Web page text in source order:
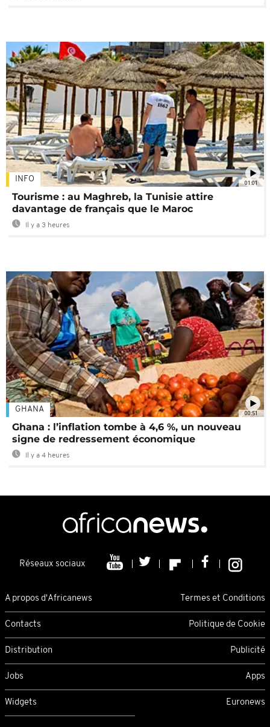
01:01
INFO
Tourisme : au Maghreb, la Tunisie attire
davantage de français que le Maroc
Il y a 3 heures
00:51
GHANA
Ghana : l’inflation tombe à 4,6 %, un nouveau
signe de redressement économique
Il y a 4 heures
Réseaux sociaux
A propos d'Africanews Termes et Conditions
Contacts Politique de Cookie
Distribution Publicité
Jobs Apps
Widgets Euronews